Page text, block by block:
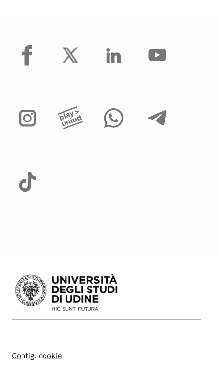
facebook
Config. cookie